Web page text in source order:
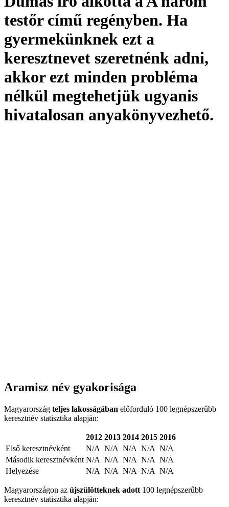
testőr című regényben. Ha
gyermekünknek ezt a
keresztnevet szeretnénk adni,
akkor ezt minden probléma
nélkül megtehetjük ugyanis
hivatalosan anyakönyvezhető.
Aramisz név gyakorisága
Magyarország teljes lakosságában előforduló 100 legnépszerűbb
keresztnév statisztika alapján:
2012 2013 2014 2015 2016
Első keresztnévként
N/A N/A N/A N/A N/A
Második keresztnévként N/A N/A N/A N/A N/A
Helyezése
N/A N/A N/A N/A N/A
Magyarországon az újszülötteknek adott 100 legnépszerűbb
keresztnév statisztika alapján: